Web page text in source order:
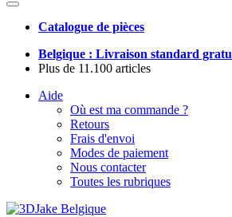
Catalogue de pièces
Belgique : Livraison standard
Plus de 11.100 articles
Aide
Où est ma commande ?
Retours
Frais d'envoi
Modes de paiement
Nous contacter
Toutes les rubriques